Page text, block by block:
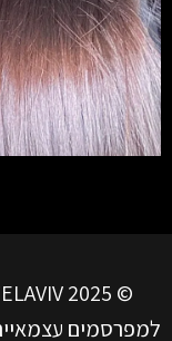
למפרסמים